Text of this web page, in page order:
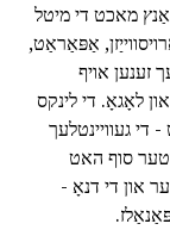
מאכט די מיטל
אַפּאַראַט,
זענען אויף
לאָגאָ. די לינקס
געוויינטלעך
סוף האט
און די דנאָ -